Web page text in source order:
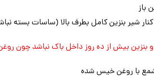
باز
شیر بنزین کامل بطرف بالا (ساسات بسته
بنزین بیش از ده روز داخل باک نباشد چون
با روغن خیس شده